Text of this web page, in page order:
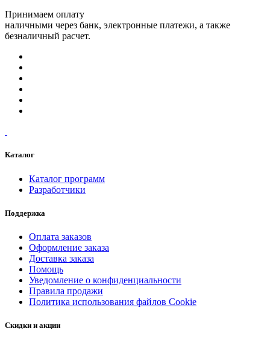
Принимаем оплату
наличными через банк, электронные платежи, а также
безналичный расчет.
Каталог
Каталог программ
Разработчики
Поддержка
Оплата заказов
Оформление заказа
Доставка заказа
Помощь
Уведомление о конфиденциальности
Правила продажи
Политика использования файлов Cookie
Скидки и акции